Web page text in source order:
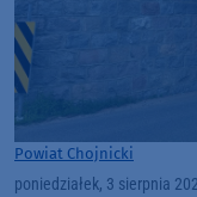
Powiat Chojnicki
poniedziałek, 3 sierpnia